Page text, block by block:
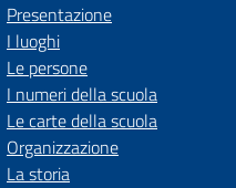
Presentazione
I luoghi
Le persone
I numeri della scuola
Le carte della scuola
Organizzazione
La storia